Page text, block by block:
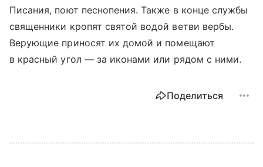
Писания, поют песнопения. Также в конце службы
священники кропят святой водой ветви вербы.
Верующие приносят их домой и помещают
в красный угол — за иконами или рядом с ними.
Поделиться